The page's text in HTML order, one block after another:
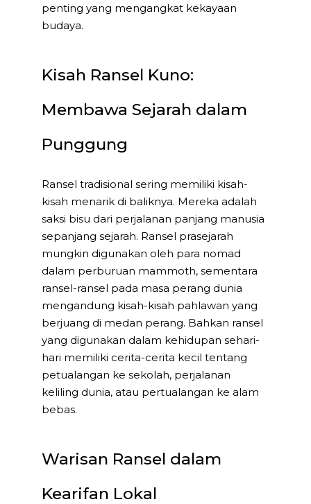
penting yang mengangkat kekayaan
budaya.
Kisah Ransel Kuno:
Membawa Sejarah dalam
Punggung
Ransel tradisional sering memiliki kisah-
kisah menarik di baliknya. Mereka adalah
saksi bisu dari perjalanan panjang manusia
sepanjang sejarah. Ransel prasejarah
mungkin digunakan oleh para nomad
dalam perburuan mammoth, sementara
ransel-ransel pada masa perang dunia
mengandung kisah-kisah pahlawan yang
berjuang di medan perang. Bahkan ransel
yang digunakan dalam kehidupan sehari-
hari memiliki cerita-cerita kecil tentang
petualangan ke sekolah, perjalanan
keliling dunia, atau pertualangan ke alam
bebas.
Warisan Ransel dalam
Kearifan Lokal